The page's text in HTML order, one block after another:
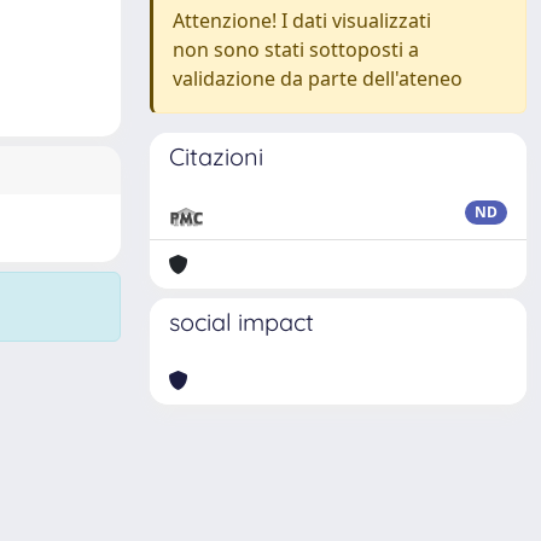
Attenzione! I dati visualizzati
non sono stati sottoposti a
validazione da parte dell'ateneo
Citazioni
ND
social impact